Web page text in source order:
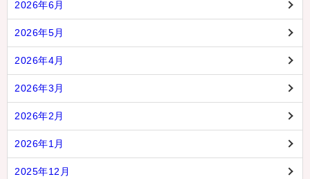
2026年6月
2026年5月
2026年4月
2026年3月
2026年2月
2026年1月
2025年12月